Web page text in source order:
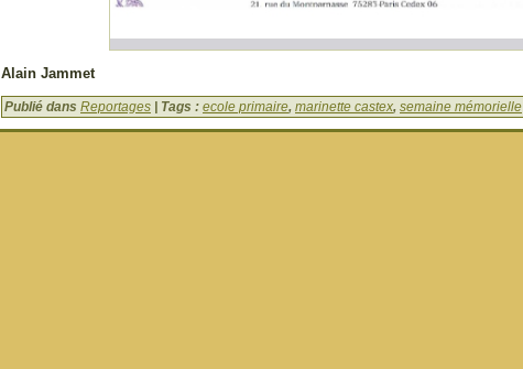
Alain Jammet
Publié dans Reportages | Tags : ecole primaire, marinette castex, semaine mémorielle